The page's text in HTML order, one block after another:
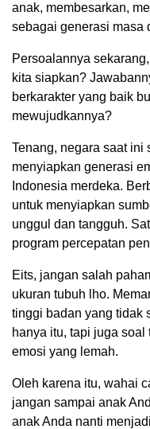
anak, membesarkan,
sebagai generasi masa
Persoalannya
kita siapkan?
berkarakter yang baik
mewujudkannya?
Tenang, negara saat ini
menyiapkan generasi
Indonesia merdeka.
untuk menyiapkan
unggul dan tangguh.
program percepatan
Eits, jangan salah
ukuran tubuh lho.
tinggi badan yang tidak
hanya itu, tapi juga
emosi yang lemah.
Oleh karena itu, wahai
jangan sampai anak
anak Anda nanti